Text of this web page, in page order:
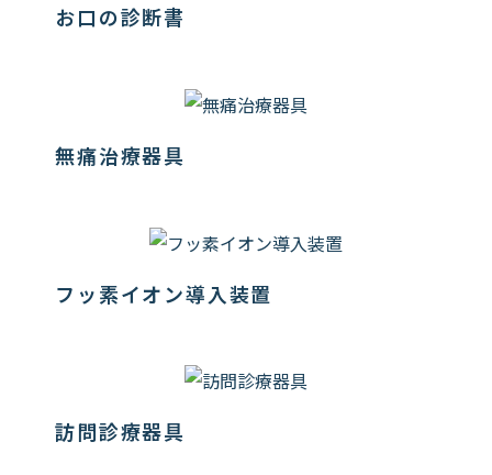
お口の診断書
無痛治療器具
フッ素イオン導入装置
訪問診療器具